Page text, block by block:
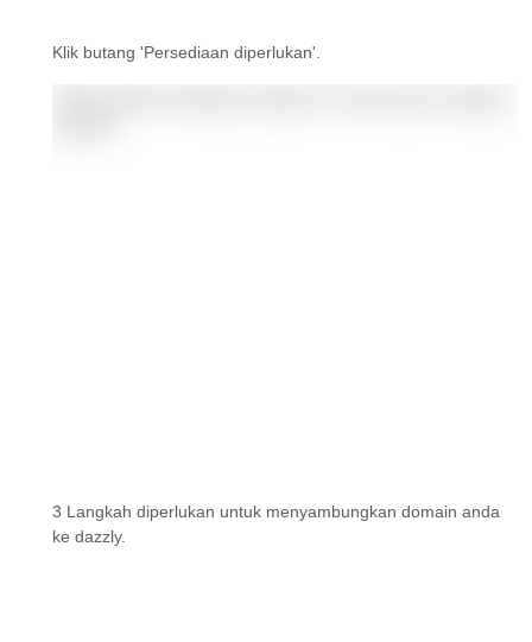
Klik butang 'Persediaan diperlukan'.
3 Langkah diperlukan untuk menyambungkan domain anda
ke dazzly.